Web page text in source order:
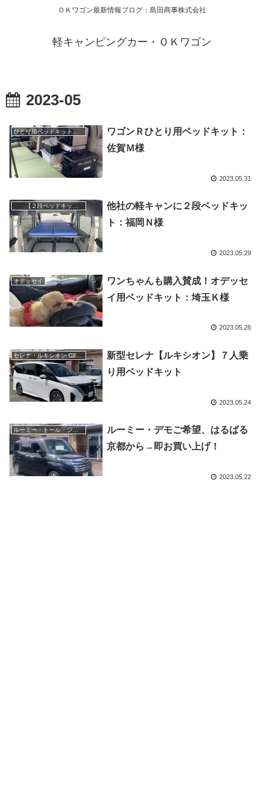
ＯＫワゴン最新情報ブログ：島田商事株式会社
軽キャンピングカー・ＯＫワゴン
2023-05
ワゴンＲひとり用ベッドキット：
佐賀Ｍ様
2023.05.31
【２段ベッドキット】
他社の軽キャンに２段ベッドキッ
ト：福岡Ｎ様
2023.05.29
オデッセイ
ワンちゃんも購入賛成！オデッセ
イ用ベッドキット：埼玉Ｋ様
2023.05.26
セレナ・ルキシオン C28-27
新型セレナ【ルキシオン】７人乗
り用ベッドキット
2023.05.24
ルーミー・トール・ジャスティ・タンク
ルーミー・デモご希望、はるばる
京都から→即お買い上げ！
2023.05.22